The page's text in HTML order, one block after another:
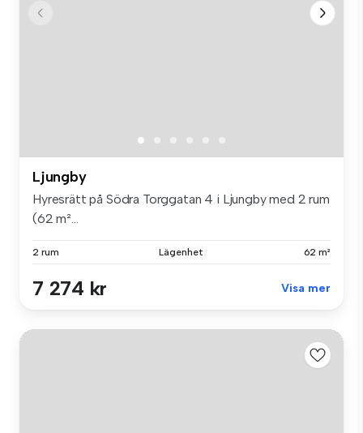
Ljungby
Hyresrätt på Södra Torggatan 4 i Ljungby med 2 rum
(62 m²...
2 rum Lägenhet 62 m²
7 274 kr Visa mer